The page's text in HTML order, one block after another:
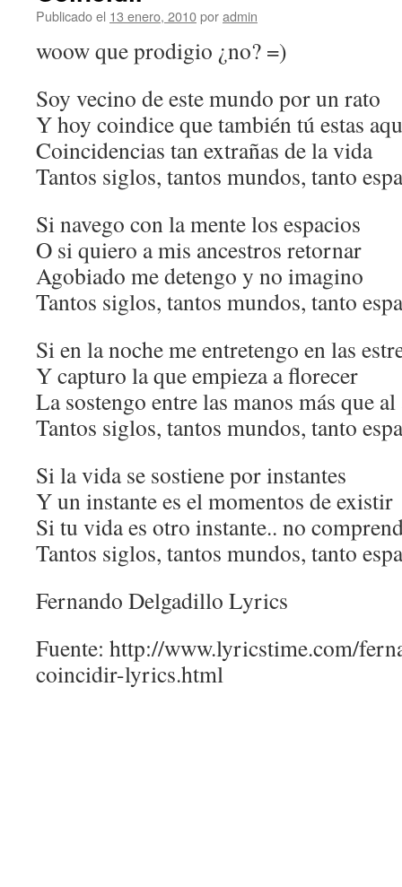
Publicado el 13 enero, 2010poradmin
woow que prodigio ¿no? =)
Soy vecino de este mundo por un rato
Y hoy coindice que también tú estas
Coincidencias tan extrañas de la vida
Tantos siglos, tantos mundos, tanto
Si navego con la mente los espacios
O si quiero a mis ancestros retornar
Agobiado me detengo y no imagino
Tantos siglos, tantos mundos, tanto
Si en la noche me entretengo en las
Y capturo la que empieza a florecer
La sostengo entre las manos más que
Tantos siglos, tantos mundos, tanto
Si la vida se sostiene por instantes
Y un instante es el momentos de existir
Si tu vida es otro instante.. no
Tantos siglos, tantos mundos, tanto
Fernando Delgadillo Lyrics
Fuente: http://www.lyricstime.com/
coincidir-lyrics.html